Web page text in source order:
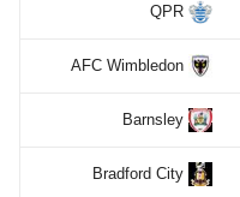
QPR
AFC Wimbledon
Barnsley
Bradford City